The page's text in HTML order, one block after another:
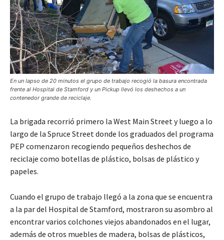
En un lapso de 20 minutos el grupo de trabajo recogió la basura encontrada
frente al Hospital de Stamford y un Pickup llevó los deshechos a un
contenedor grande de reciclaje.
La brigada recorrió primero la West Main Street y luego a lo
largo de la Spruce Street donde los graduados del programa
PEP comenzaron recogiendo pequeños deshechos de
reciclaje como botellas de plástico, bolsas de plástico y
papeles.
Cuando el grupo de trabajo llegó a la zona que se encuentra
a la par del Hospital de Stamford, mostraron su asombro al
encontrar varios colchones viejos abandonados en el lugar,
además de otros muebles de madera, bolsas de plásticos,